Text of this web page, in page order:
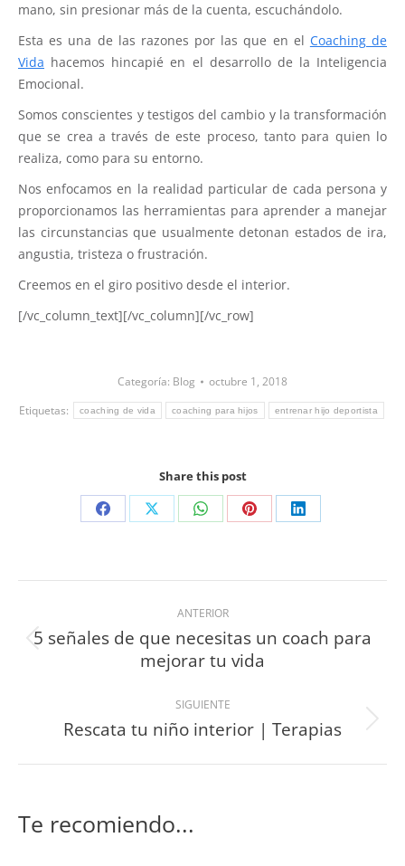
mano, sin presionar más de la cuenta, escuchándolo.
Esta es una de las razones por las que en el Coaching de
Vida hacemos hincapié en el desarrollo de la Inteligencia
Emocional.
Somos conscientes y testigos del cambio y la transformación
que se crea a través de este proceso, tanto para quien lo
realiza, como para su entorno.
Nos enfocamos en la realidad particular de cada persona y
proporcionamos las herramientas para aprender a manejar
las circunstancias que usualmente detonan estados de ira,
angustia, tristeza o frustración.
Creemos en el giro positivo desde el interior.
[/vc_column_text][/vc_column][/vc_row]
Categoría: Blog
octubre 1, 2018
Etiquetas:
coaching de vida coaching para hijos entrenar hijo deportista
Share this post
ANTERIOR
5 señales de que necesitas un coach para
mejorar tu vida
SIGUIENTE
Rescata tu niño interior | Terapias
Te recomiendo...